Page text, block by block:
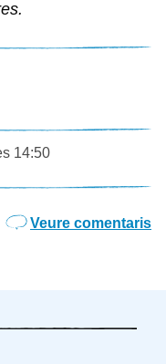
14:50
Veure comentaris